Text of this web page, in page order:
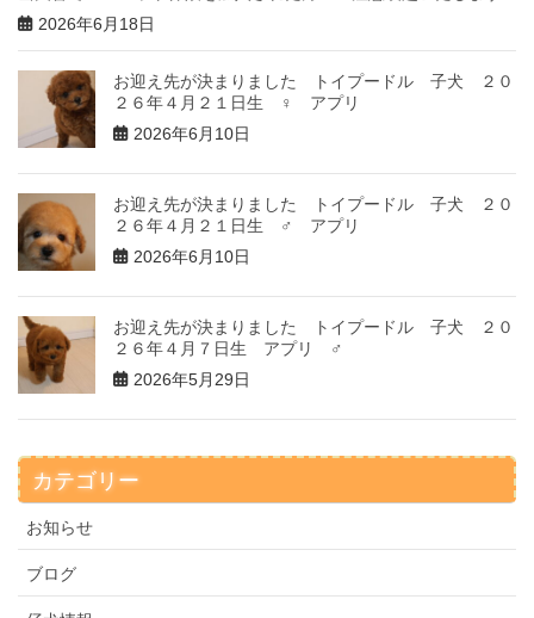
2026年6月18日
お迎え先が決まりました トイプードル 子犬 ２０
２６年４月２１日生 ♀ アプリ
2026年6月10日
お迎え先が決まりました トイプードル 子犬 ２０
２６年４月２１日生 ♂ アプリ
2026年6月10日
お迎え先が決まりました トイプードル 子犬 ２０
２６年４月７日生 アプリ ♂
2026年5月29日
カテゴリー
お知らせ
ブログ